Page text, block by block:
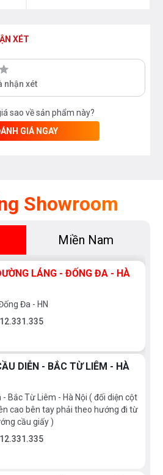
XÉT
nhận xét
sao về sản phẩm này?
GIÁ NGAY
Showroom
Miền Nam
LÁNG - ĐỐNG ĐA - HÀ
Đa - HN
DIỄN - BẮC TỪ LIÊM - HÀ
Bắc Từ Liêm - Hà Nội ( đối diện cột
cao bên tay phải theo hướng đi từ
cầu giấy )